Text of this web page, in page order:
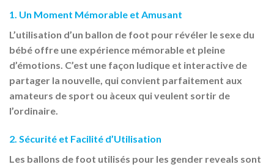
1. Un Moment Mémorable et Amusant
L’utilisation d’un ballon de foot pour révéler le sexe du
bébé offre une expérience mémorable et pleine
d’émotions. C’est une façon ludique et interactive de
partager la nouvelle, qui convient parfaitement aux
amateurs de sport ou àceux qui veulent sortir de
l’ordinaire.
2. Sécurité et Facilité d’Utilisation
Les ballons de foot utilisés pour les gender reveals sont